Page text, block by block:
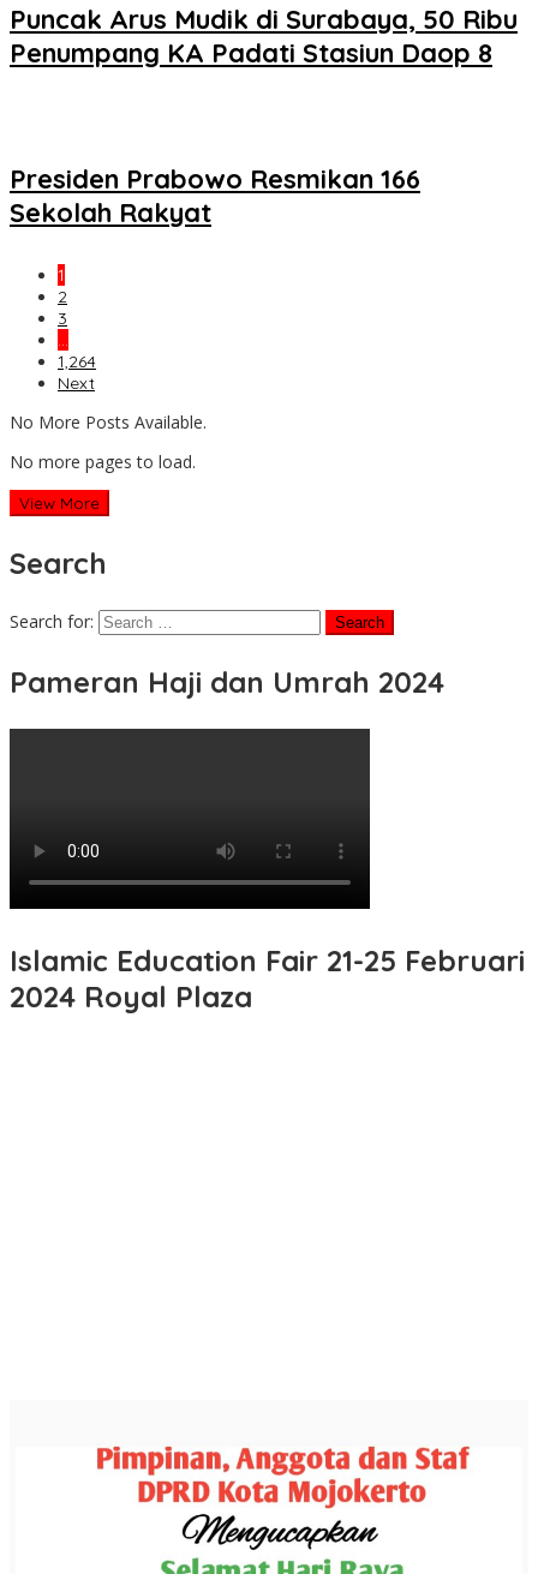
Puncak Arus Mudik di Surabaya, 50 Ribu
Penumpang KA Padati Stasiun Daop 8
Presiden Prabowo Resmikan 166
Sekolah Rakyat
1
2
3
…
1,264
Next
No More Posts Available.
No more pages to load.
View More
Search
Search for:
Pameran Haji dan Umrah 2024
Islamic Education Fair 21-25 Februari
2024 Royal Plaza